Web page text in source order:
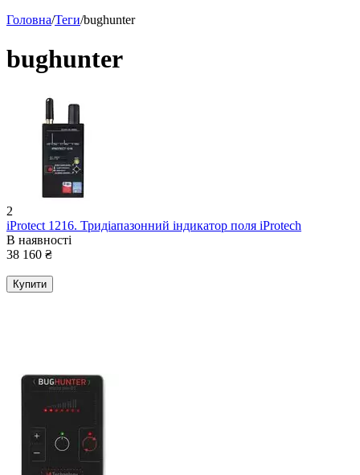
Головна/Теги/bughunter
bughunter
2
iProtect 1216. Тридіапазонний індикатор поля iProtech
В наявності
38 160 ₴
Купити